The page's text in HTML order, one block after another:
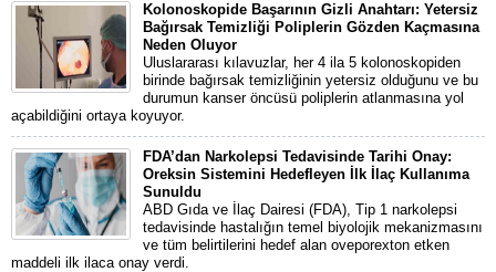
Kolonoskopide Başarının Gizli Anahtarı: Yetersiz
Bağırsak Temizliği Poliplerin Gözden Kaçmasına
Neden Oluyor
Uluslararası kılavuzlar, her 4 ila 5 kolonoskopiden
birinde bağırsak temizliğinin yetersiz olduğunu ve bu
durumun kanser öncüsü poliplerin atlanmasına yol
açabildiğini ortaya koyuyor.
FDA’dan Narkolepsi Tedavisinde Tarihi Onay:
Oreksin Sistemini Hedefleyen İlk İlaç Kullanıma
Sunuldu
ABD Gıda ve İlaç Dairesi (FDA), Tip 1 narkolepsi
tedavisinde hastalığın temel biyolojik mekanizmasını
ve tüm belirtilerini hedef alan oveporexton etken
maddeli ilk ilaca onay verdi.